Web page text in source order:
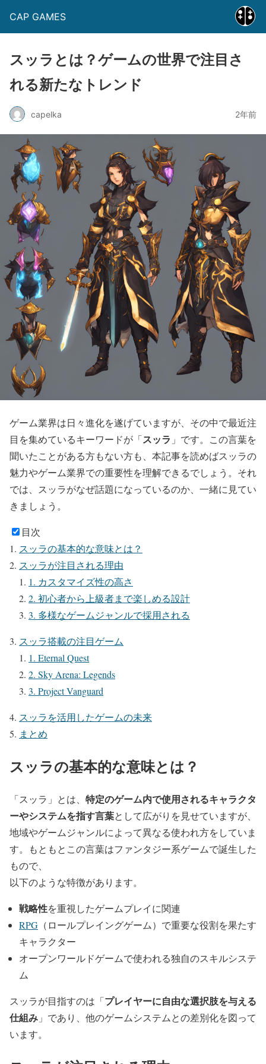
CAP GAMES
スッラとは？ゲームの世界で注目さ
れる新たなトレンド
capelka 2年前
ゲーム業界は日々進化を遂げていますが、その中で最近注
目を集めているキーワードが「スッラ 」です。この言葉を
聞いたことがある方もない方も、本記事を読めばスッラの
魅力やゲーム業界での重要性を理解できるでしょう。それ
では、スッラがなぜ話題になっているのか、一緒に見てい
きましょう。
目次
スッラの基本的な意味とは？
スッラが注目される理由
1. カスタマイズ性の高さ
2. 初心者から上級者まで楽しめる設計
3. 多様なゲームジャンルで採用される
スッラ搭載の注目ゲーム
1. Eternal Quest
2. Sky Arena: Legends
3. Project Vanguard
スッラを活用したゲームの未来
まとめ
スッラの基本的な意味とは？
「スッラ」とは、 特定のゲーム内で使用されるキャラクタ
ーやシステムを指す言葉として広がりを見せていますが、
地域やゲームジャンルによって異なる使われ方をしていま
す。もともとこの言葉はファンタジー系ゲームで誕生した
もので、
以下のような特徴があります。
戦略性を重視したゲームプレイに関連
RPG （ロールプレイングゲーム）で重要な役割を果たす
キャラクター
オープンワールドゲームで使われる独自のスキルシステ
ム
スッラが目指すのは「プレイヤーに自由な選択肢を与える
仕組み 」であり、他のゲームシステムとの差別化を図って
います。